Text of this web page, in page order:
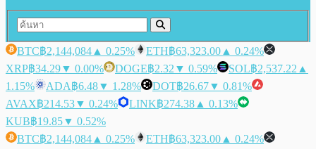
BTC฿2,144,084 ▲ 0.25% ETH฿63,323.00 ▲ 0.24%
XRP฿34.29▼ 0.00% DOGE฿2.32 ▼ 0.59% SOL฿2,537.22 ▲
1.15%
ADA฿6.48▼ 1.28% DOT฿26.67▼ 0.81%
AVAX฿214.53▼ 0.24% LINK฿274.38 ▲ 0.13%
KUB฿19.85▼ 0.52%
BTC฿2,144,084 ▲ 0.25% ETH฿63,323.00 ▲ 0.24%